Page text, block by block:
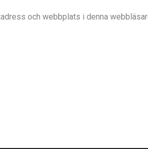
och webbplats i denna